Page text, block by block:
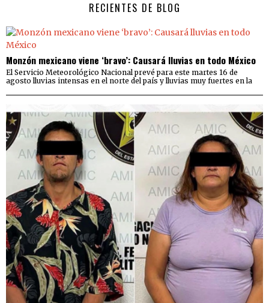
RECIENTES DE BLOG
Monzón mexicano viene ‘bravo’: Causará lluvias en todo México
El Servicio Meteorológico Nacional prevé para este martes 16 de
agosto lluvias intensas en el norte del país y lluvias muy fuertes en la